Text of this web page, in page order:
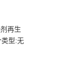
再生
型:无